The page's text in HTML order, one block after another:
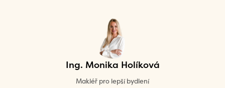
Ing. Monika Holíková
Makléř pro lepší bydlení